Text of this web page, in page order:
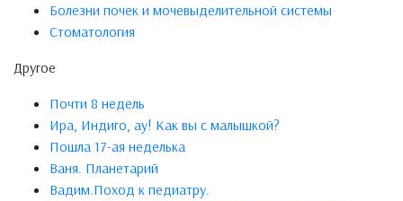
Болезни почек и мочевыделительной системы
Стоматология
Другое
Почти 8 недель
Ира, Индиго, ау! Как вы с малышкой?
Пошла 17-ая неделька
Ваня. Планетарий
Вадим.Поход к педиатру.